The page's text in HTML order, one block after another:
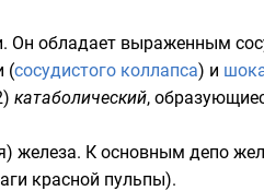
Он обладает выраженным
(сосудистого коллапса) и
катаболический,
К основным депо
красной пульпы).